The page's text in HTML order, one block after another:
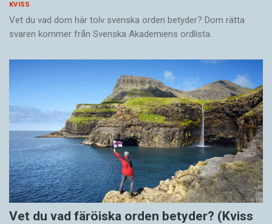
KVISS
Vet du vad dom här tolv svenska orden betyder? Dom rätta
svaren kommer från Svenska Akademiens ordlista.
Vet du vad färöiska orden betyder? (Kviss